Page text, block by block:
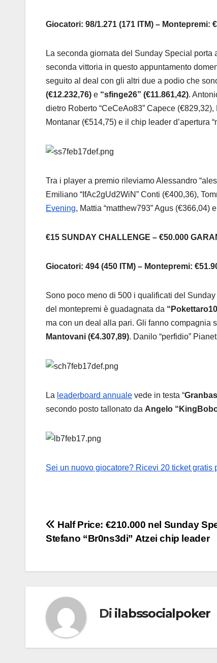
Giocatori: 98/1.271 (171 ITM) – Montepremi:
La seconda giornata del Sunday Special porta
seconda vittoria in questo appuntamento
seguito al deal con gli altri due a podio che
(€12.232,76) e “sfinge26” (€11.861,42).
dietro Roberto “CeCeAo83” Capece
Montanar (€514,75) e il chip leader d’apertura
Tra i player a premio rileviamo Alessandro
Emiliano “IfAc2gUd2WiN” Conti (€400,36),
Evening, Mattia “matthew793” Agus (€366,04)
€15 SUNDAY CHALLENGE – €50.000
Giocatori: 494 (450 ITM) – Montepremi:
Sono poco meno di 500 i qualificati del
del montepremi è guadagnata da
ma con un deal alla pari. Gli fanno compagnia
Mantovani (€4.307,89). Danilo “perfidio”
La leaderboard annuale vede in testa “
secondo posto tallonato da Angelo
Sei un nuovo giocatore? Ricevi 20 ticket gratis
Navigazione
Half Price: €210.000 nel Sunday
Stefano “Br0ns3di” Atzei chip leader
Di ilabssocialpoker